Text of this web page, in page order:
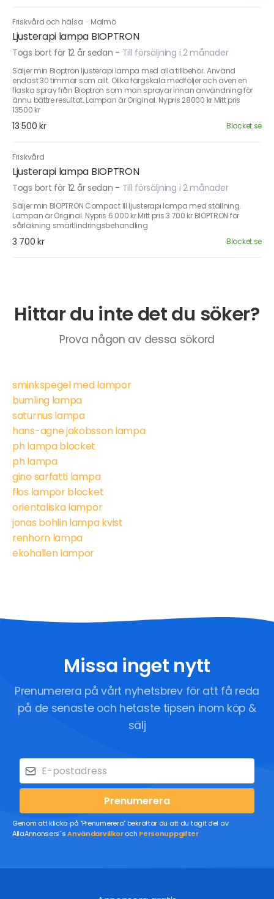
Friskvård och hälsa · Malmö
Ljusterapi lampa BIOPTRON
Togs bort för 12 år sedan - Till försäljning i 2 månader
Säljer min Bioptron ljusterapi lampa med alla tillbehör. Använd
endast 30 timmar som allt. Olika färgskala medföljer och även en
flaska spray från Bioptron som man sprayar innan användning för
ännu bättre resultat. Lampan är Original. Nypris 28000 kr Mitt pris
13500 kr
13 500 kr Blocket.se
Friskvård
Ljusterapi lampa BIOPTRON
Togs bort för 12 år sedan - Till försäljning i 2 månader
Säljer min BIOPTRON Compact III ljusterapi lampa med ställning.
Lampan är Original. Nypris 6.000 kr Mitt pris 3.700 kr BIOPTRON för
sårläkning smärtlindringsbehandling
3 700 kr Blocket.se
Hittar du inte det du söker?
Prova någon av dessa sökord
sminkspegel med lampor
bumling lampa
saturnus lampa
hans-agne jakobsson lampa
ph lampa blocket
ph lampa
gino sarfatti lampa
flos lampor blocket
orientaliska lampor
jonas bohlin lampa kvist
renhorn lampa
ekohallen lampor
Missa inget nytt
Prenumerera på vårt nyhetsbrev för att få reda
på de senaste och hetaste tipsen inom köp &
sälj
Prenumerera
Genom att klicka på "Prenumerera" bekräftar du att du tagit del av
AllaAnnonsers´sAnvändarvillkoroch Personuppgifter